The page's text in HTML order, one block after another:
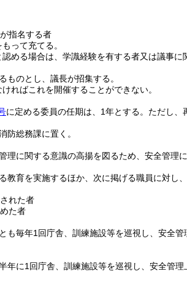
指名する者
って充てる。
める場合は、学識経験を有する者又は議事
ものとし、議長が招集する。
ればこれを開催することができない。
に定める委員の任期は、1年とする。 ただし、
防総務課に置く。
理に関する意識の高揚を図るため、安全管理
教育を実施するほか、次に掲げる職員に対し
れた者
た者
も毎年1回庁舎、訓練施設等を巡視し、安全
年に1回庁舎、訓練施設等を巡視し、安全管